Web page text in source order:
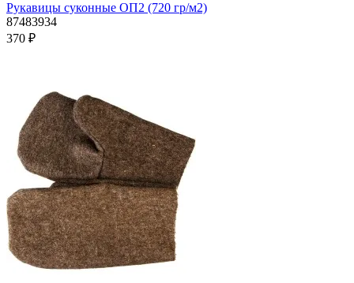
Рукавицы суконные ОП2 (720 гр/м2)
87483934
370 ₽